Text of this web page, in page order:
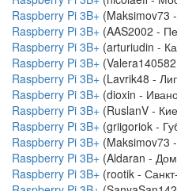
Raspberry Pi 3B+ (Maksimov73
Raspberry Pi 3B+ (AAS2002 -
Raspberry Pi 3B+ (arturiudin -
Raspberry Pi 3B+
Raspberry Pi 3B+ (Lavrik48 -
Raspberry Pi 3B+ (dioxin -
Raspberry Pi 3B+ (RuslanV -
Raspberry Pi 3B+ (griigoriok -
Raspberry Pi 3B+ (Maksimov73
Raspberry Pi 3B+ (Aldaran -
Raspberry Pi 3B+ (rootik -